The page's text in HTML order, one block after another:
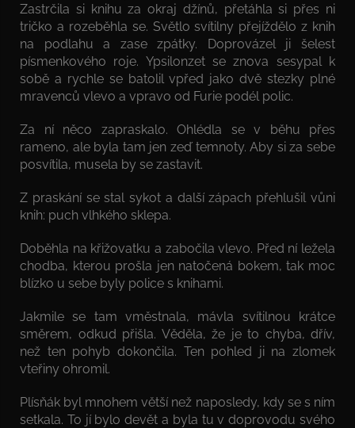
Zastrčila si knihu za okraj džínů, přetáhla si přes ni
tričko a rozeběhla se. Světlo svítilny přejíždělo z knih
na podlahu a zase zpátky. Doprovázel ji šelest
písmenkového roje. Ypsilonzet se znova sesypal k
sobě a rychle se batolil vpřed jako dvě stezky plné
mravenců vlevo a vpravo od Furie podél polic.
Za ní něco zapraskalo. Ohlédla se v běhu přes
rameno, ale byla tam jen zeď temnoty. Aby si za sebe
posvítila, musela by se zastavit.
Z praskání se stal sykot a další zápach přehlušil vůni
knih: puch vlhkého sklepa.
Doběhla na křižovatku a zabočila vlevo. Před ní ležela
chodba, kterou prošla jen natočená bokem, tak moc
blízko u sebe byly police s knihami.
Jakmile se tam vměstnala, mávla svítilnou krátce
směrem, odkud přišla. Věděla, že je to chyba, dřív,
než ten pohyb dokončila. Ten pohled ji na zlomek
vteřiny ohromil.
Plísňák byl mnohem větší než naposledy, kdy se s ním
setkala. To jí bylo devět a byla tu v doprovodu svého